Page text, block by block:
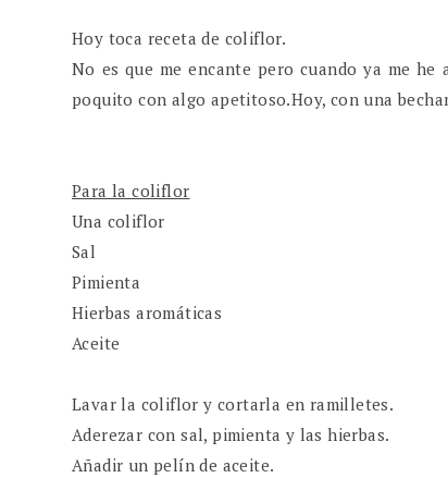
Hoy toca receta de coliflor.
No es que me encante pero cuando ya me
poquito con algo apetitoso.Hoy, con una
Para la coliflor
Una coliflor
Sal
Pimienta
Hierbas aromáticas
Aceite
Lavar la coliflor y cortarla en ramilletes.
Aderezar con sal, pimienta y las hierbas.
Añadir un pelín de aceite.